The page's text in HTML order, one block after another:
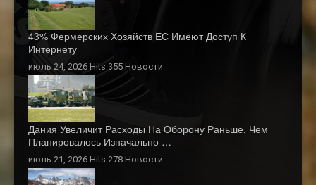
43% Фермерских Хозяйств ЕС Имеют Доступ К
Интернету
июль 24, 2026 Hits:355 Новости
Дания Увеличит Расходы На Оборону Раньше, Чем
Планировалось Изначально …
июль 21, 2026 Hits:278 Новости